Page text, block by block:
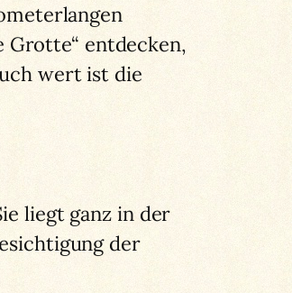
Grotte“ entdecken,
wert ist die
liegt ganz in der
der